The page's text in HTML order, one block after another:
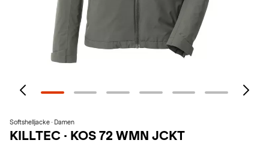
Softshelljacke · Damen
KILLTEC · KOS 72 WMN JCKT